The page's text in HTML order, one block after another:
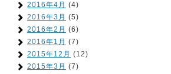
2016年4月 (4)
2016年3月 (5)
2016年2月 (6)
2016年1月 (7)
2015年12月 (12)
2015年3月 (7)